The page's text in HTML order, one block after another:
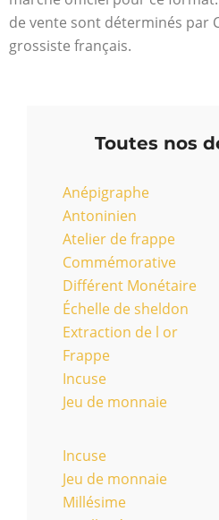
de vente sont déterminés par
grossiste français.
Toutes nos
Anépigraphe
Antoninien
Atelier de frappe
Commémorative
Différent Monétaire
Échelle de sheldon
Extraction de l or
Frappe
Incuse
Jeu de monnaie
Incuse
Jeu de monnaie
Millésime